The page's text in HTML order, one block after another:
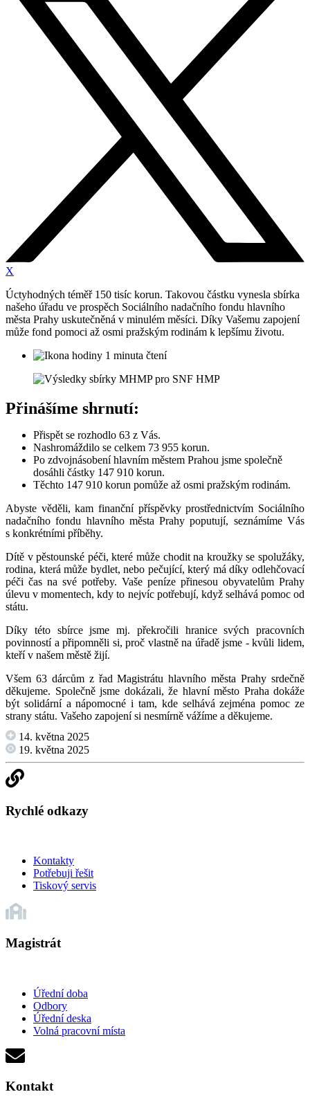
X
Úctyhodných téměř 150 tisíc korun. Takovou částku vynesla sbírka
našeho úřadu ve prospěch Sociálního nadačního fondu hlavního
města Prahy uskutečněná v minulém měsíci. Díky Vašemu zapojení
může fond pomoci až osmi pražským rodinám k lepšímu životu.
1 minuta čtení
Přinášíme shrnutí:
Přispět se rozhodlo 63 z Vás.
Nashromáždilo se celkem 73 955 korun.
Po zdvojnásobení hlavním městem Prahou jsme společně
dosáhli částky 147 910 korun.
Těchto 147 910 korun pomůže až osmi pražským rodinám.
Abyste věděli, kam finanční příspěvky prostřednictvím Sociálního
nadačního fondu hlavního města Prahy poputují, seznámíme Vás
s konkrétními příběhy.
Dítě v pěstounské péči, které může chodit na kroužky se spolužáky,
rodina, která může bydlet, nebo pečující, který má díky odlehčovací
péči čas na své potřeby. Vaše peníze přinesou obyvatelům Prahy
úlevu v momentech, kdy to nejvíc potřebují, když selhává pomoc od
státu.
Díky této sbírce jsme mj. překročili hranice svých pracovních
povinností a připomněli si, proč vlastně na úřadě jsme - kvůli lidem,
kteří v našem městě žijí.
Všem 63 dárcům z řad Magistrátu hlavního města Prahy srdečně
děkujeme. Společně jsme dokázali, že hlavní město Praha dokáže
být solidární a nápomocné i tam, kde selhává zejména pomoc ze
strany státu. Vašeho zapojení si nesmírně vážíme a děkujeme.
14. května 2025
19. května 2025
Rychlé odkazy
Kontakty
Potřebuji řešit
Tiskový servis
Magistrát
Úřední doba
Odbory
Úřední deska
Volná pracovní místa
Kontakt